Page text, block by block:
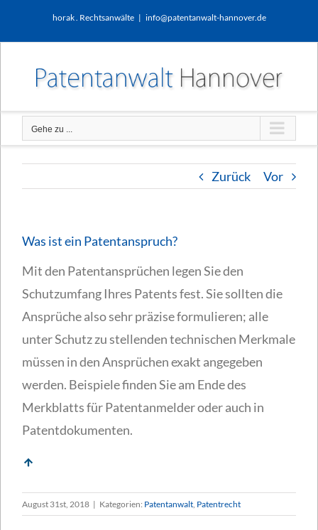
horak . Rechtsanwälte | info@patentanwalt-hannover.de
Gehe zu ...
Zurück Vor
Was ist ein Patentanspruch?
Mit den Patentansprüchen legen Sie den
Schutzumfang Ihres Patents fest. Sie sollten die
Ansprüche also sehr präzise formulieren; alle
unter Schutz zu stellenden technischen Merkmale
müssen in den Ansprüchen exakt angegeben
werden. Beispiele finden Sie am Ende des
Merkblatts für Patentanmelder oder auch in
Patentdokumenten.
August 31st, 2018 | Kategorien: Patentanwalt Patentrecht